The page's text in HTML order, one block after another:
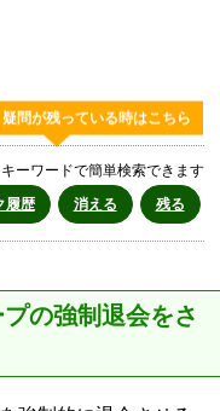
疑問が残っている時はこちら
ーワードで簡単検索できます
履歴 消える 残る
の強制退会をさ